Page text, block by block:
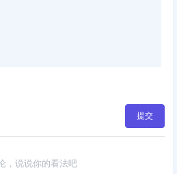
提交
，说说你的看法吧